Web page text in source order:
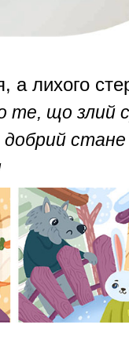
а лихого
те, що злий
добрий стане